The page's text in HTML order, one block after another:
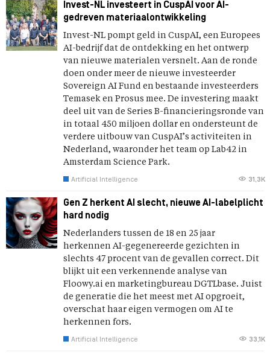
Invest-NL investeert in CuspAI voor AI-
gedreven materiaalontwikkeling
Invest-NL pompt geld in CuspAI, een Europees
AI-bedrijf dat de ontdekking en het ontwerp
van nieuwe materialen versnelt. Aan de ronde
doen onder meer de nieuwe investeerder
Sovereign AI Fund en bestaande investeerders
Temasek en Prosus mee. De investering maakt
deel uit van de Series B-financieringsronde van
in totaal 450 miljoen dollar en ondersteunt de
verdere uitbouw van CuspAI’s activiteiten in
Nederland, waaronder het team op Lab42 in
Amsterdam Science Park.
Artificial Intelligence 31,3K
Gen Z herkent AI slecht, nieuwe AI-labelplicht
hard nodig
Nederlanders tussen de 18 en 25 jaar
herkennen AI-gegenereerde gezichten in
slechts 47 procent van de gevallen correct. Dit
blijkt uit een verkennende analyse van
Floowy.ai en marketingbureau DGTLbase. Juist
de generatie die het meest met AI opgroeit,
overschat haar eigen vermogen om AI te
herkennen fors.
Artificial Intelligence 33,1K